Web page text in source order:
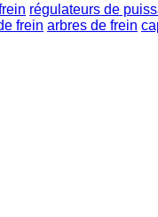
régulateurs de
frein arbres de frein